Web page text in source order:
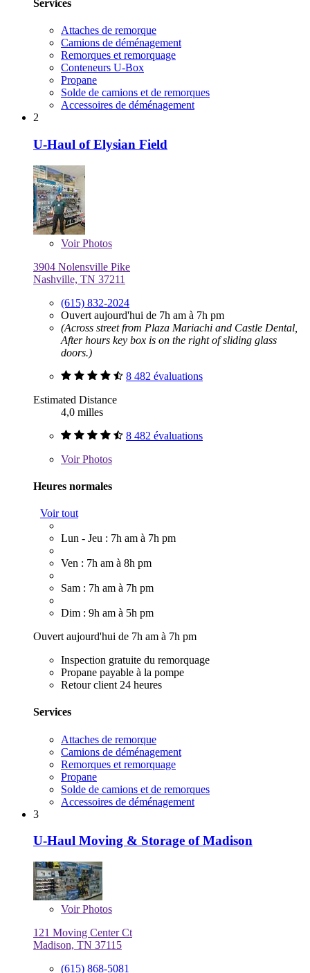
Services
Attaches de remorque
Camions de déménagement
Remorques et remorquage
Conteneurs U-Box
Propane
Solde de camions et de remorques
Accessoires de déménagement
2
U-Haul of Elysian Field
VoirPhotos
3904 Nolensville Pike
Nashville, TN 37211
(615) 832-2024
Ouvert aujourd'hui de 7h am à 7h pm
(Across street from Plaza Mariachi and Castle Dental,
After hours key box is on the right of sliding glass
doors.)
8 482 évaluations
Estimated Distance
4,0 milles
8 482 évaluations
VoirPhotos
Heures normales
Voir tout
Lun - Jeu : 7h am à 7h pm
Ven : 7h am à 8h pm
Sam : 7h am à 7h pm
Dim : 9h am à 5h pm
Ouvert aujourd'hui de 7h am à 7h pm
Inspection gratuite du remorquage
Propane payable à la pompe
Retour client 24 heures
Services
Attaches de remorque
Camions de déménagement
Remorques et remorquage
Propane
Solde de camions et de remorques
Accessoires de déménagement
3
U-Haul Moving & Storage of Madison
VoirPhotos
121 Moving Center Ct
Madison, TN 37115
(615) 868-5081